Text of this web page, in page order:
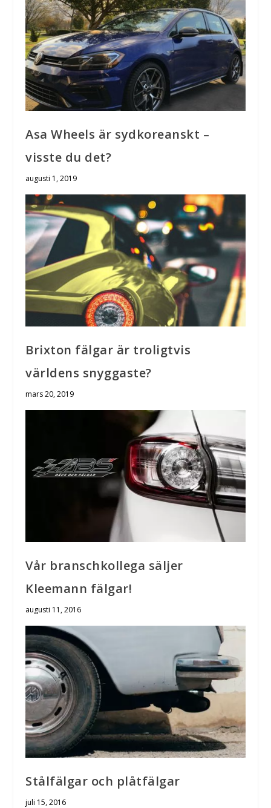
Asa Wheels är sydkoreanskt –
visste du det?
augusti 1, 2019
Brixton fälgar är troligtvis
världens snyggaste?
mars 20, 2019
Vår branschkollega säljer
Kleemann fälgar!
augusti 11, 2016
Stålfälgar och plåtfälgar
juli 15, 2016